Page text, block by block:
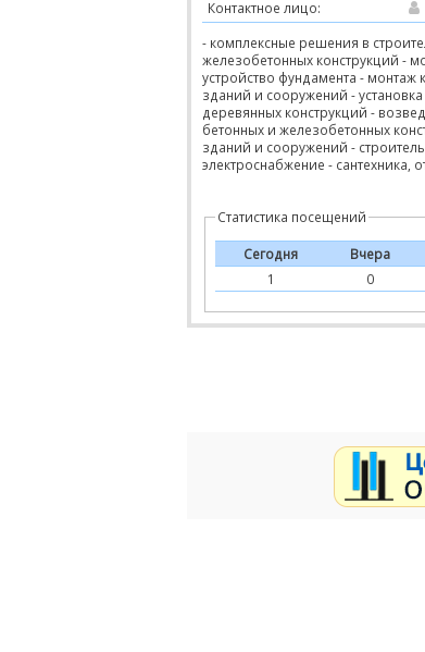
Контактное лицо:
- комплексные решения в
железобетонных конструкций -
устройство фундамента -
зданий и сооружений -
деревянных конструкций -
бетонных и железобетонных
зданий и сооружений -
электроснабжение - сантехника,
Статистика посещений
Сегодня Вчера
1
0